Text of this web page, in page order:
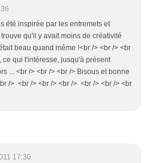
été inspirée par les entremets et
qu'il y avait moins de créativité
beau quand même !<br /> <br /> <br
ce qui t'intéresse, jusqu'à présent
... <br /> <br /> <br /> Bisous et bonne
/> <br /> <br /> <br /> <br /> <br /> <br
17:30